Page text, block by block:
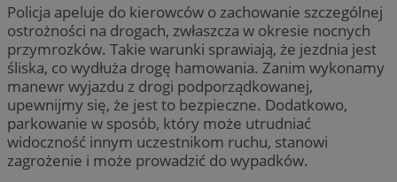
Policja apeluje do kierowców o zachowanie szczególnej
ostrożności na drogach, zwłaszcza w okresie nocnych
przymrozków. Takie warunki sprawiają, że jezdnia jest
śliska, co wydłuża drogę hamowania. Zanim wykonamy
manewr wyjazdu z drogi podporządkowanej,
upewnijmy się, że jest to bezpieczne. Dodatkowo,
parkowanie w sposób, który może utrudniać
widoczność innym uczestnikom ruchu, stanowi
zagrożenie i może prowadzić do wypadków.